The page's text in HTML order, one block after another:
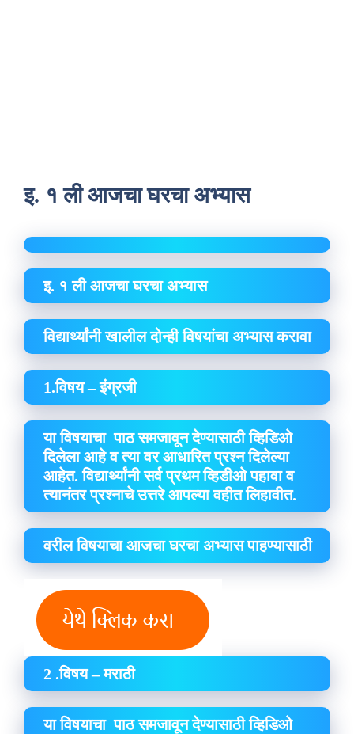
इ. १ ली आजचा घरचा अभ्यास
इ. १ ली आजचा घरचा अभ्यास
विद्यार्थ्यांनी खालील दोन्ही विषयांचा अभ्यास करावा
1.विषय – इंग्रजी
या विषयाचा पाठ समजावून देण्यासाठी व्हिडिओ
दिलेला आहे व त्या वर आधारित प्रश्न दिलेल्या
आहेत. विद्यार्थ्यांनी सर्व प्रथम व्हिडीओ पहावा व
त्यानंतर प्रश्नाचे उत्तरे आपल्या वहीत लिहावीत.
वरील विषयाचा आजचा घरचा अभ्यास पाहण्यासाठी
2 .विषय – मराठी
या विषयाचा पाठ समजावून देण्यासाठी व्हिडिओ